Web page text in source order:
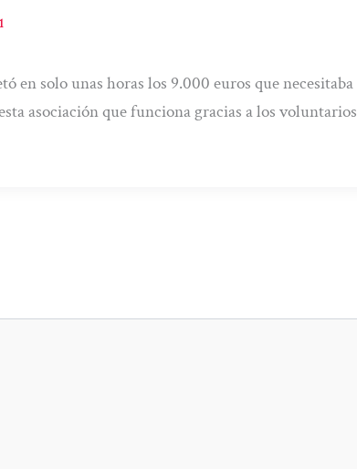
en solo unas horas los 9.000 euros que necesitaba
asociación que funciona gracias a los